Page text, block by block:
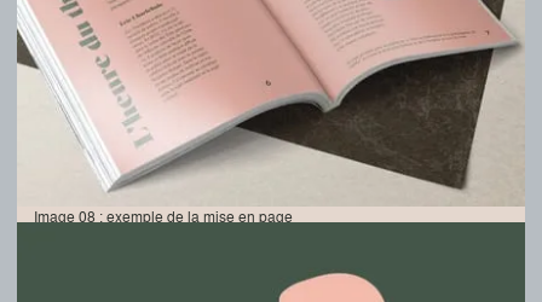
Image 08 : exemple de la mise en page